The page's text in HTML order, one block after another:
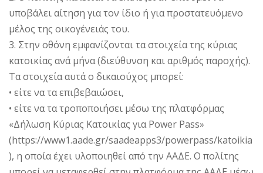
υποβάλει αίτηση για τον ίδιο ή για προστατευόμενο
μέλος της οικογένειάς του.
3. Στην οθόνη εμφανίζονται τα στοιχεία της κύριας
κατοικίας ανά μήνα (διεύθυνση και αριθμός παροχής).
Τα στοιχεία αυτά ο δικαιούχος μπορεί:
• είτε να τα επιβεβαιώσει,
• είτε να τα τροποποιήσει μέσω της πλατφόρμας
«Δήλωση Κύριας Κατοικίας για Power Pass»
(https://www1.aade.gr/saadeapps3/powerpass/katoikia
), η οποία έχει υλοποιηθεί από την ΑΑΔΕ. Ο πολίτης